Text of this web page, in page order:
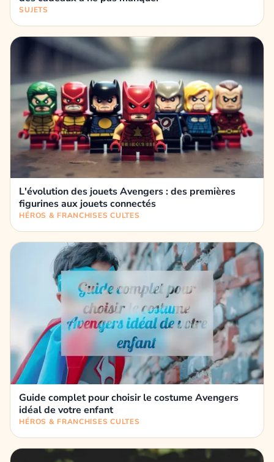
SUJETS
L'évolution des jouets Avengers : des premières
figurines aux jouets connectés
HÉROS & FRANCHISES CULTES
Guide complet pour choisir le costume Avengers
idéal de votre enfant
HÉROS & FRANCHISES CULTES